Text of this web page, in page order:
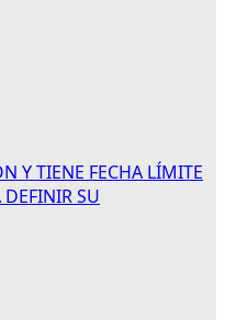
Y TIENE FECHA LÍMITE
DEFINIR SU